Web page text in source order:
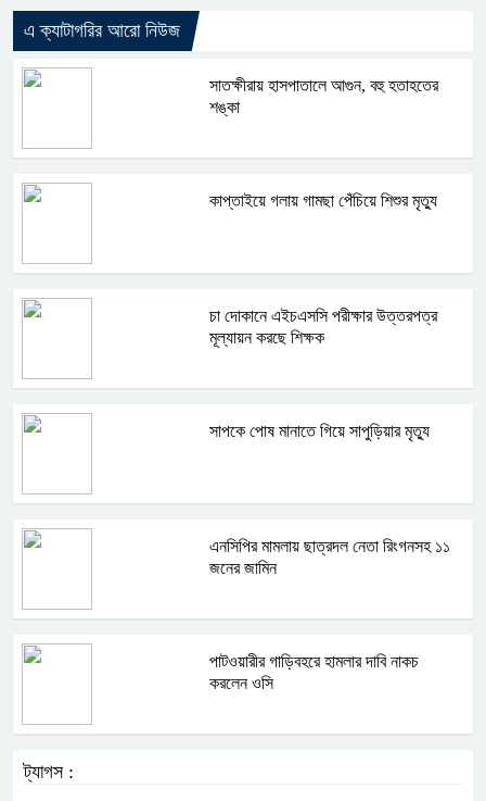
এ ক্যাটাগরির আরো নিউজ
সাতক্ষীরায় হাসপাতালে আগুন, বহু হতাহতের
শঙ্কা
কাপ্তাইয়ে গলায় গামছা পেঁচিয়ে শিশুর মৃত্যু
চা দোকানে এইচএসসি পরীক্ষার উত্তরপত্র
মূল্যায়ন করছে শিক্ষক
সাপকে পোষ মানাতে গিয়ে সাপুড়িয়ার মৃত্যু
এনসিপির মামলায় ছাত্রদল নেতা রিংগনসহ ১১
জনের জামিন
পাটওয়ারীর গাড়িবহরে হামলার দাবি নাকচ
করলেন ওসি
ট্যাগস :